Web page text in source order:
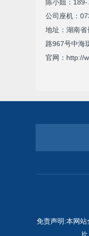
陈小姐：
公司座机：
地址：湖南
路967号中海
官网：http://
免责声明:本网站